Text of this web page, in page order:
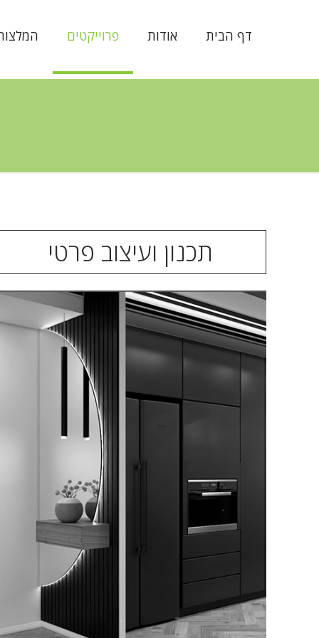
דף הבית אודות פרוייקטים
תכנון ועיצוב פרטי